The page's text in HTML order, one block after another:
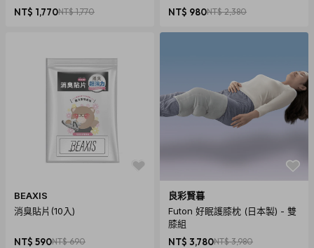
運送說明
1. 商品免運費，商品下單後依訂單編號開始寄送（3個工作天內
送達，送貨範圍限台灣本島）。
2. 商品頁標示「預購、客製化」商品，將以實際出貨或製作日
標示為主。（不適用3個工作天出貨）
3. 送貨方式由物流宅配送達。
4. 訂購商品若經配送三次無法送達，並經本公司以電話與E-
mail均無法聯繫逾三天者，本公司將取消該筆訂單並全額退
款。
退貨須知
1. 依《消費者保護法》的規定，消費者享有商品貨到日起七天
NT$ 1,770NT$ 1,770 NT$ 980NT$ 2,380
BEAXIS
消臭貼片(10入)
NT$ 590NT$ 690
良彩賢暮
Futon 好眠護膝枕 (日本製) - 雙
膝組
NT$ 3,780NT$ 3,980